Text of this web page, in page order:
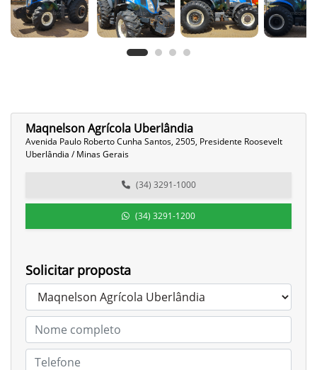
Maqnelson Agrícola Uberlândia
Avenida Paulo Roberto Cunha Santos, 2505, Presidente Roosevelt
Uberlândia / Minas Gerais
(34) 3291-1000
(34) 3291-1200
Solicitar proposta